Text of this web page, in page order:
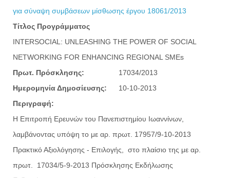
για σύναψη συμβάσεων μίσθωσης έργου 18061/2013
Τίτλος Προγράμματος
INTERSOCIAL: UNLEASHING THE POWER OF SOCIAL
NETWORKING FOR ENHANCING REGIONAL SMEs
Πρωτ. Πρόσκλησης:
17034/2013
Ημερομηνία Δημοσίευσης:
10-10-2013
Περιγραφή:
Η Επιτροπή Ερευνών του Πανεπιστημίου Ιωαννίνων,
λαμβάνοντας υπόψη τo με αρ. πρωτ. 17957/9-10-2013
Πρακτικό Αξιολόγησης - Επιλογής, στο πλαίσιο της με αρ.
πρωτ. 17034/5-9-2013 Πρόσκλησης Εκδήλωσης